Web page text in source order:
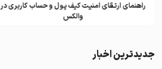
راهنمای ارتقای امنیت کیف پول و حساب کاربری در
والکس
جدیدترین اخبار